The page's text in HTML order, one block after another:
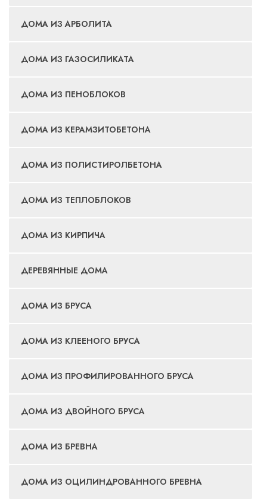
ДОМА ИЗ АРБОЛИТА
ДОМА ИЗ ГАЗОСИЛИКАТА
ДОМА ИЗ ПЕНОБЛОКОВ
ДОМА ИЗ КЕРАМЗИТОБЕТОНА
ДОМА ИЗ ПОЛИСТИРОЛБЕТОНА
ДОМА ИЗ ТЕПЛОБЛОКОВ
ДОМА ИЗ КИРПИЧА
ДЕРЕВЯННЫЕ ДОМА
ДОМА ИЗ БРУСА
ДОМА ИЗ КЛЕЕНОГО БРУСА
ДОМА ИЗ ПРОФИЛИРОВАННОГО БРУСА
ДОМА ИЗ ДВОЙНОГО БРУСА
ДОМА ИЗ БРЕВНА
ДОМА ИЗ ОЦИЛИНДРОВАННОГО БРЕВНА